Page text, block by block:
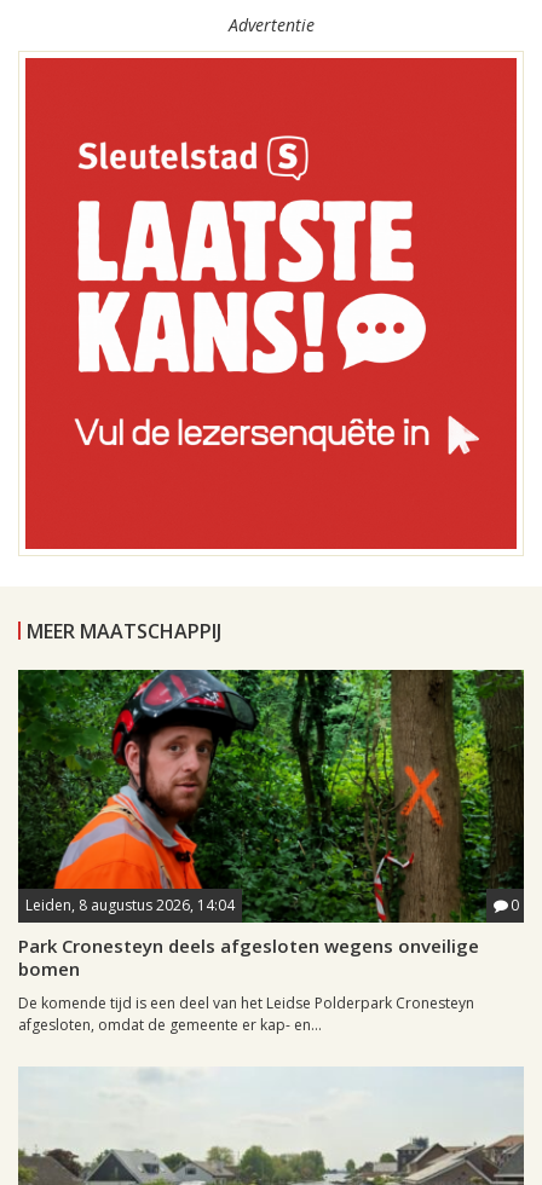
Advertentie
MEER MAATSCHAPPIJ
Leiden, 8 augustus 2026, 14:04 0
Park Cronesteyn deels afgesloten wegens onveilige
bomen
De komende tijd is een deel van het Leidse Polderpark Cronesteyn
afgesloten, omdat de gemeente er kap- en...